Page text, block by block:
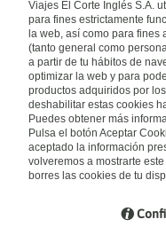
Financiación
Sostenibilidad
Turismo accesible
Tarjeta El Corte Inglés
Trabaja con nosotros
El Corte Inglés
Canal Ético
Enlaces de
Guías de viaje
Catálogos
Auto check-in
Condiciones Generales
Política de privacidad
Política de cookies
Accesibilidad
Empresas/ Grupos
Internacional
España
Visita nuestro blog
Blog de Viajes el Corte
Viajes El Corte Inglés S.A.
para fines estrictamente
la web, así como para fines
(tanto general como
a partir de tu hábitos de
optimizar la web y para
productos adquiridos por
deshabilitar estas cookies
Puedes obtener más
Pulsa el botón Aceptar
aceptado la información
volveremos a mostrarte
borres las cookies de tu